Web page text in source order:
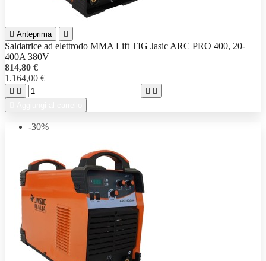
 Anteprima 
Saldatrice ad elettrodo MMA Lift TIG Jasic ARC PRO 400, 20-
400A 380V
814,80 €
1.164,00 €
   
-30%